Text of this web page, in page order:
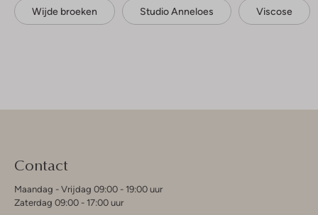
Wijde broeken Studio Anneloes Viscose
Contact
Maandag - Vrijdag 09:00 - 19:00 uur
Zaterdag 09:00 - 17:00 uur